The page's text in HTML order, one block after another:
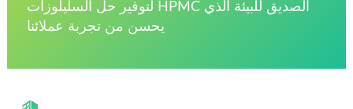
لتوفير حل السليلوزات HPMC الصديق للبيئة الذي
يحسن من تجربة عملائنا